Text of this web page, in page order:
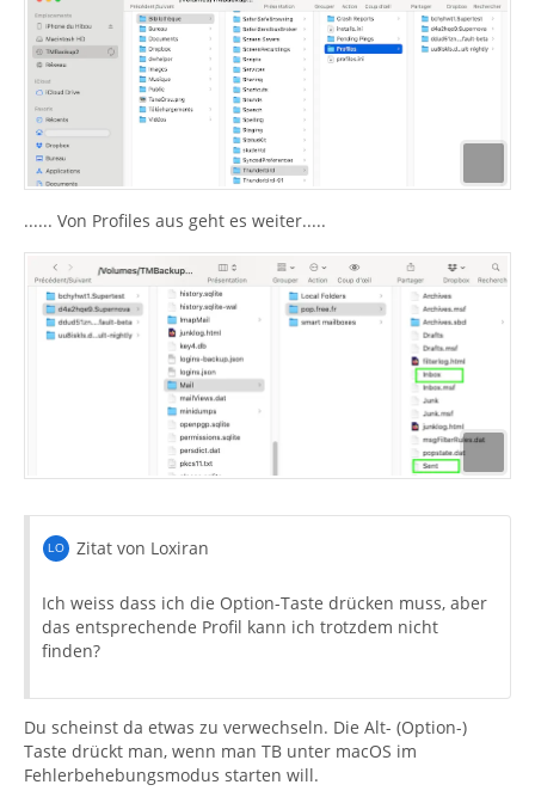
...... Von Profiles aus geht es weiter.....
Zitat von Loxiran
Ich weiss dass ich die Option-Taste drücken muss, aber
das entsprechende Profil kann ich trotzdem nicht
finden?
Du scheinst da etwas zu verwechseln. Die Alt- (Option-)
Taste drückt man, wenn man TB unter macOS im
Fehlerbehebungsmodus starten will.